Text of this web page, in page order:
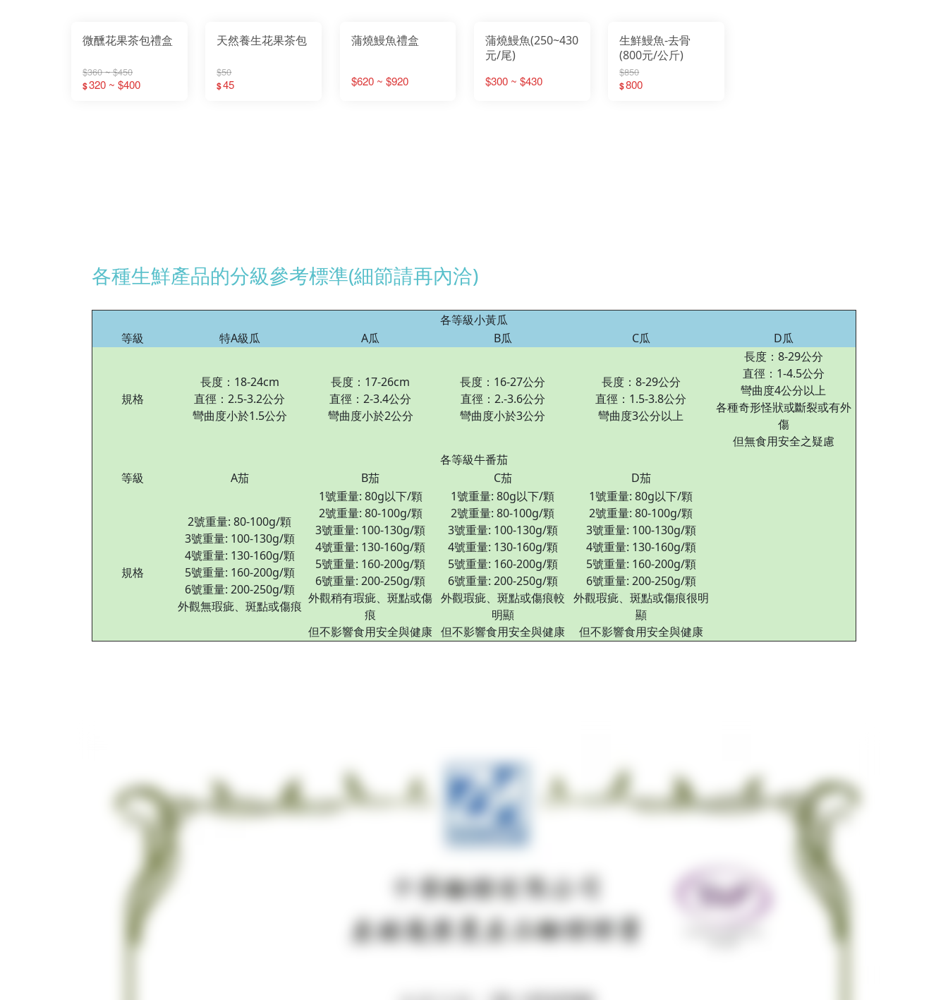
微醺花果茶包禮盒
$360 ~ $450
$320 ~ $400
天然養生花果茶包
$50
$45
蒲燒鰻魚禮盒
$620 ~ $920
蒲燒鰻魚(250~430
元/尾)
$300 ~ $430
生鮮鰻魚-去骨
(800元/公斤)
$850
$800
各種生鮮產品的分級參考標準(細節請再內洽)
各等級小黃瓜
等級
特A級瓜 A瓜 B瓜 C瓜 D瓜
規格
長度：18-24cm
直徑：2.5-3.2公分
彎曲度小於1.5公分
長度：17-26cm
直徑：2-3.4公分
彎曲度小於2公分
長度：16-27公分
直徑：2.-3.6公分
彎曲度小於3公分
長度：8-29公分
直徑：1.5-3.8公分
彎曲度3公分以上
長度：8-29公分
直徑：1-4.5公分
彎曲度4公分以上
各種奇形怪狀或斷裂或有外
傷
但無食用安全之疑慮
各等級牛番茄
等級
A茄 B茄 C茄 D茄
規格
2號重量: 80-100g/顆
3號重量: 100-130g/顆
4號重量: 130-160g/顆
5號重量: 160-200g/顆
6號重量: 200-250g/顆
外觀無瑕疵、斑點或傷痕
1號重量: 80g以下/顆
2號重量: 80-100g/顆
3號重量: 100-130g/顆
4號重量: 130-160g/顆
5號重量: 160-200g/顆
6號重量: 200-250g/顆
外觀稍有瑕疵、斑點或傷
痕
但不影響食用安全與健康
1號重量: 80g以下/顆
2號重量: 80-100g/顆
3號重量: 100-130g/顆
4號重量: 130-160g/顆
5號重量: 160-200g/顆
6號重量: 200-250g/顆
外觀瑕疵、斑點或傷痕較
明顯
但不影響食用安全與健康
1號重量: 80g以下/顆
2號重量: 80-100g/顆
3號重量: 100-130g/顆
4號重量: 130-160g/顆
5號重量: 160-200g/顆
6號重量: 200-250g/顆
外觀瑕疵、斑點或傷痕很明
顯
但不影響食用安全與健康